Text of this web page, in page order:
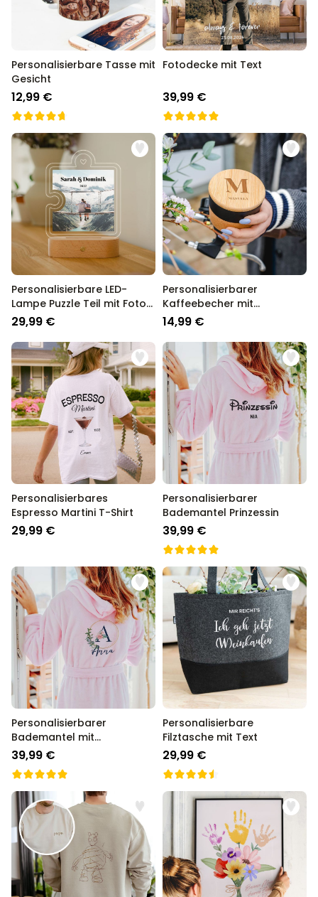
Personalisierbare Tasse mit
Gesicht
12,99 €
Fotodecke mit Text
39,99 €
Personalisierbare LED-
Lampe Puzzle Teil mit Foto
und Text
29,99 €
Personalisierbarer
Kaffeebecher mit
Monogramm
14,99 €
Personalisierbares
Espresso Martini T-Shirt
29,99 €
Personalisierbarer
Bademantel Prinzessin
39,99 €
Personalisierbarer
Bademantel mit
Monogramm im
Blumenmuster
39,99 €
Personalisierbare
Filztasche mit Text
29,99 €